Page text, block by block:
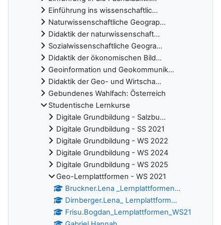
Einführung ins wissenschaftlic...
Naturwissenschaftliche Geograp...
Didaktik der naturwissenschaft...
Sozialwissenschaftliche Geogra...
Didaktik der ökonomischen Bild...
Geoinformation und Geokommunik...
Didaktik der Geo- und Wirtscha...
Gebundenes Wahlfach: Österreich
Studentische Lernkurse
Digitale Grundbildung - Salzbu...
Digitale Grundbildung - SS 2021
Digitale Grundbildung - WS 2022
Digitale Grundbildung - WS 2024
Digitale Grundbildung - WS 2025
Geo-Lernplattformen - WS 2021
Bruckner.Lena _Lernplattformen...
Dirnberger.Lena_ Lernplattform...
Frisu.Bogdan_Lernplattformen_WS21